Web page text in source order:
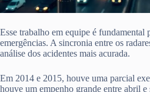
Esse trabalho em equipe é fundamental
emergências. A sincronia entre os
análise dos acidentes mais acurada.
Em 2014 e 2015, houve uma parcial
houve um empenho grande entre abril e